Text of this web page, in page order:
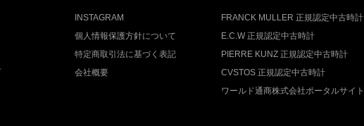
INSTAGRAM
個人情報保護方針について
特定商取引法に基づく表記
会社概要
FRANCK MULLER 正規認定中古時計
E.C.W 正規認定中古時計
PIERRE KUNZ 正規認定中古時計
CVSTOS 正規認定中古時計
ワールド通商株式会社ポータルサイト